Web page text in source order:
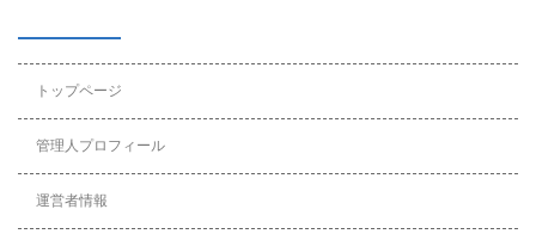
トップページ
管理人プロフィール
運営者情報